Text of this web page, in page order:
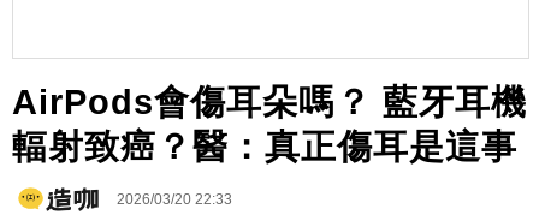
AirPods會傷耳朵嗎？ 藍牙耳機
輻射致癌？醫：真正傷耳是這事
2026/03/20 22:33